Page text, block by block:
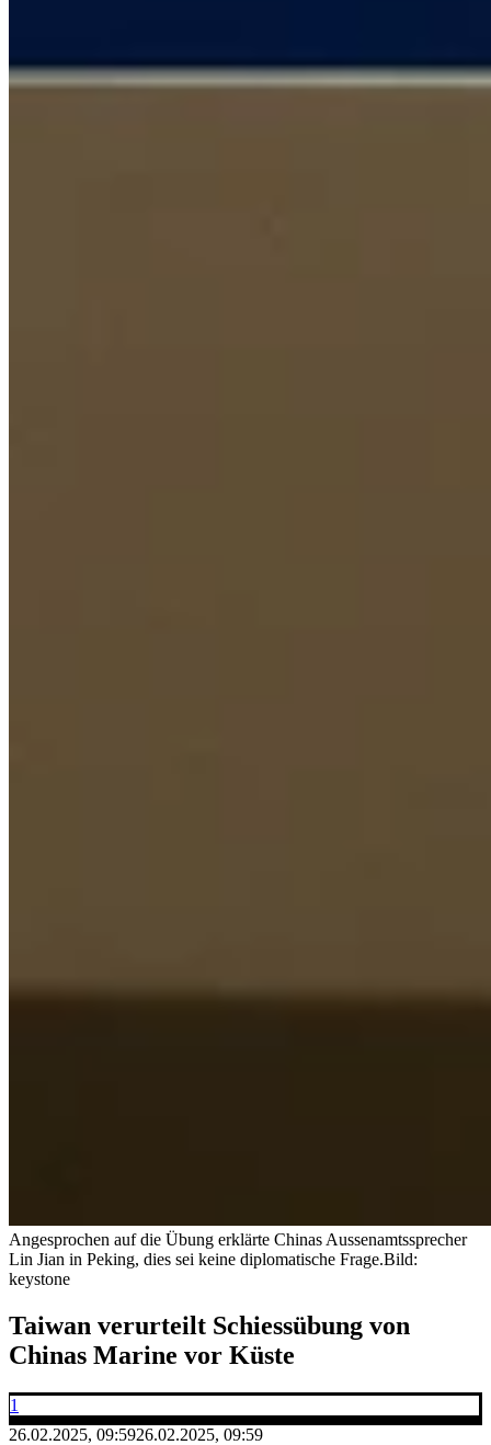
Angesprochen auf die Übung erklärte Chinas Aussenamtssprecher
Lin Jian in Peking, dies sei keine diplomatische Frage.Bild:
keystone
Taiwan verurteilt Schiessübung von
Chinas Marine vor Küste
1
26.02.2025, 09:5926.02.2025, 09:59